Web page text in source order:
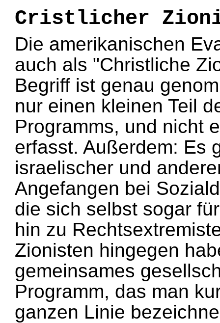
Cristlicher
Die amerikanischen
auch als "Christliche
Begriff ist genau
nur einen kleinen Teil
Programms, und nicht
erfasst. Außerdem: Es
israelischer und
Angefangen bei
die sich selbst sogar
hin zu
Zionisten hingegen
gemeinsames
Programm, das man
ganzen Linie